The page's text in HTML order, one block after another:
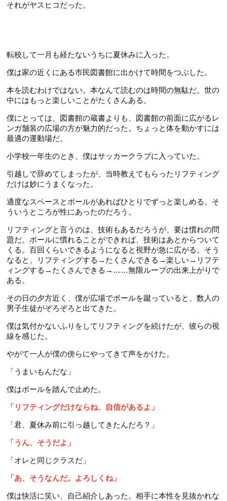
それがヤスヒコだった。
転校して一月も経たないうちに夏休みに入った。
僕は家の近くにある市民図書館に出かけて時間をつぶした。
本を読むわけではない。本なんて読むのは時間の無駄だ。世の
中にはもっと楽しいことがたくさんある。
僕にとっては、図書館の蔵書よりも、図書館の前面に広がるレ
ンガ舗装の広場の方が魅力的だった。ちょっと体を動かすには
最適の運動場だ。
小学校一年生のとき、僕はサッカークラブに入っていた。
引越しで辞めてしまったが、当時教えてもらったリフティング
だけは妙にうまくなった。
適度なスペースとボールがあればひとりでずっと楽しめる。そ
ういうところが性にあったのだろう。
リフティングと言うのは、技術もあるだろうが、要は慣れの問
題だ。ボールに慣れることができれば、技術はあとからついて
くる。百回くらいできるようになると視野が急に広がる。そう
なると、リフティングする→たくさんできる→楽しい→リフテ
ィングする→たくさんできる→……無限ループの出来上がりで
ある。
その日の夕方近く、僕が広場でボールを蹴っていると、数人の
男子生徒がぞろぞろと出てきた。
僕は気付かないふりをしてリフティングを続けたが、彼らの視
線を感じた。
やがて一人が僕の傍らにやってきて声をかけた。
「うまいもんだな」
僕はボールを踏んで止めた。
「リフティングだけならね、自信があるよ」
「君、夏休み前に引っ越してきたんだろ？」
「うん、そうだよ」
「オレと同じクラスだ」
「あ、そうなんだ。よろしくね」
僕は快活に笑い、自己紹介しあった。相手に本性を見抜かれな